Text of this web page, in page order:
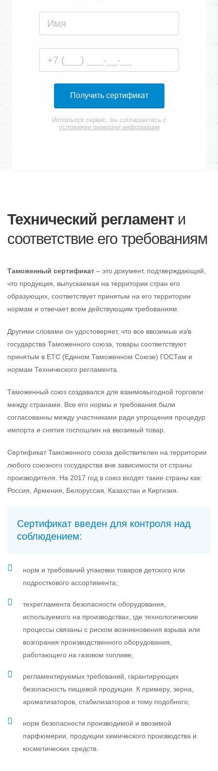
Получить сертификат
Используя сервис, вы соглашаетесь с
условиями передачи информации
Технический регламенти
соответствие его требованиям
Таможенный сертификат – это документ, подтверждающий,
что продукция, выпускаемая на территории стран его
образующих, соответствует принятым на его территории
нормам и отвечает всем действующим требованиям.
Другими словами он удостоверяет, что все ввозимые из/в
государства Таможенного союза, товары соответствуют
принятым в ЕТС (Едином Таможенном Союзе) ГОСТам и
нормам Технического регламента.
Таможенный союз создавался для взаимовыгодной торговли
между странами. Все его нормы и требования были
согласованны между участниками ради упрощения процедур
импорта и снятия госпошлин на ввозимый товар.
Сертификат Таможенного союза действителен на территории
любого союзного государства вне зависимости от страны
производителя. На 2017 год в союз входят такие страны как:
Россия, Армения, Белоруссия, Казахстан и Киргизия.
Сертификат введен для контроля над
соблюдением:
норм и требований упаковки товаров детского или
подросткового ассортимента;
техрегламента безопасности оборудования,
используемого на производствах, где технологические
процессы связаны с риском возникновения взрыва или
возгорания производственного оборудования,
работающего на газовом топливе;
регламентируемых требований, гарантирующих
безопасность пищевой продукции. К примеру, зерна,
ароматизаторов, стабилизаторов и тому подобного;
норм безопасности производимой и ввозимой
парфюмерии, продукции химического производства и
косметических средств.